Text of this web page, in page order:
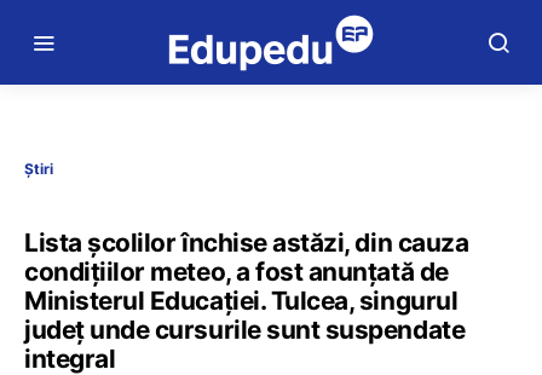
Știri
Lista școlilor închise astăzi, din cauza
condițiilor meteo, a fost anunțată de
Ministerul Educației. Tulcea, singurul
județ unde cursurile sunt suspendate
integral